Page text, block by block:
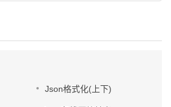
Json格式化(上下)